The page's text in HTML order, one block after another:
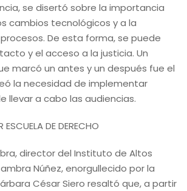
se disertó sobre la importancia
cambios tecnológicos y a la
De esta forma, se puede
y el acceso a la justicia. Un
marcó un antes y un después fue el
la necesidad de implementar
llevar a cabo las audiencias.
DE DERECHO
director del Instituto de Altos
Núñez, enorgullecido por la
César Siero resaltó que, a partir